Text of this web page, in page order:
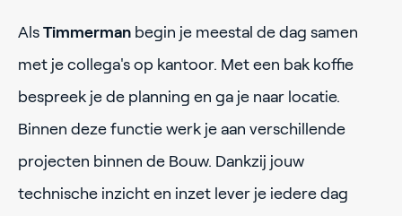
Als Timmerman begin je meestal de dag samen
met je collega's op kantoor. Met een bak koffie
bespreek je de planning en ga je naar locatie.
Binnen deze functie werk je aan verschillende
projecten binnen de Bouw. Dankzij jouw
technische inzicht en inzet lever je iedere dag